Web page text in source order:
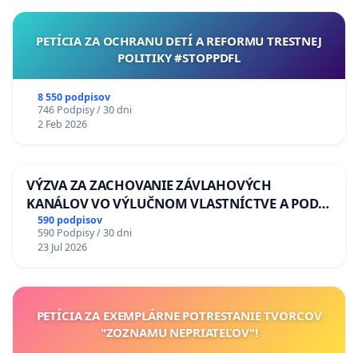
PETÍCIA ZA OCHRANU DETÍ A REFORMU TRESTNEJ
POLITIKY #STOPPDFL
8 550 podpisov
746 Podpisy / 30 dni
2 Feb 2026
VÝZVA ZA ZACHOVANIE ZÁVLAHOVÝCH
KANÁLOV VO VÝLUČNOM VLASTNÍCTVE A POD
KONTROLOU SLOVENSKEJ REPUBLIKY & žiadosť
na riešenie zanedbaného stavu závlahových a
odvodňovacích kanálov na Slovensku
590 podpisov
590 Podpisy / 30 dni
23 Jul 2026
PETÍCIA ZA EXEMPLÁRNE POTRESTANIE TVORCOV
"ZOZNAMU NEPRIATEĽOV"!